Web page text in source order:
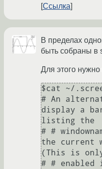
Ссылка
В пределах
быть собраны в
Для этого
$cat ~/
# An
display a
listing the
# #
the current
(This is
# #